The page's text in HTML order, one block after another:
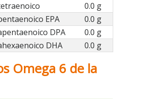
0.0 g
EPA
0.0 g
DPA
0.0 g
DHA
0.0 g
Omega 6 de la